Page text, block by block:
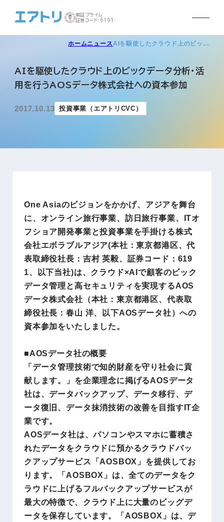
東証プライム
証券コード:6191
ホームニュースAIを駆使したクラウド上のビッ…
AIを駆使したクラウド上のビックデータ分析・活
用を行うAOSデータ株式会社への資本参加
2017.10.13 投資事業（エアトリCVC）
One Asiaのビジョンをかかげ、アジアを舞台
に、オンライン旅行事業、訪日旅行事業、ITオ
フショア開発事業と投資事業を手掛ける株式
会社エボラブルアジア(本社：東京都港区、代
表取締役社長：吉村 英毅、証券コード：619
1、以下当社)は、クラウド×AIで顧客のビック
データ管理と高セキュリティを実現するAOS
データ株式会社（本社：東京都港区、代表取
締役社長：春山 洋、以下AOSデータ社）への
資本参加をいたしました。
■AOSデータ社の概要
「データ管理技術で知的財産を守り社会に貢
献します。」を企業理念に掲げるAOSデータ
社は、データバックアップ、データ移行、デ
ータ復旧、データ抹消技術の改善を目指すIT企
業です。
AOSデータ社は、パソコンやスマホに蓄積さ
れたデータをクラウドに預かるクラウドバッ
クアップサービス「AOSBOX」を提供してお
ります。「AOSBOX」は、全てのデータをク
ラウドに上げるフルバックアップサービスが
最大の特徴で、クラウド上に大量のビッグデ
ータを保存しています。「AOSBOX」は、デ